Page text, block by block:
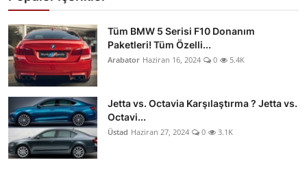
Tüm BMW 5 Serisi F10 Donanım
Paketleri! Tüm Özelli...
Arabator Haziran 16, 2024 0 5.4K
Jetta vs. Octavia Karşılaştırma ? Jetta vs.
Octavi...
Üstad Haziran 27, 2024 0 3.1K